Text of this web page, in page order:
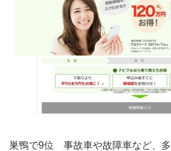
巣鴨で9位 事故車や故障車など、